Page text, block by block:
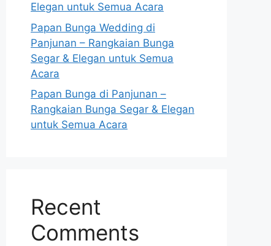
Elegan untuk Semua Acara
Papan Bunga Wedding di
Panjunan – Rangkaian Bunga
Segar & Elegan untuk Semua
Acara
Papan Bunga di Panjunan –
Rangkaian Bunga Segar & Elegan
untuk Semua Acara
Recent
Comments